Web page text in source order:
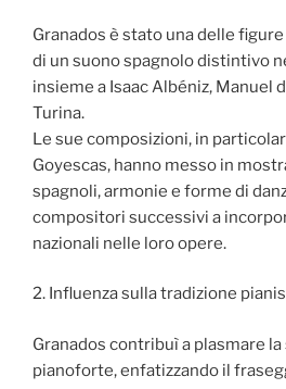
Granados è stato una delle
di un suono spagnolo distintivo
insieme a Isaac Albéniz, Manuel
Turina.
Le sue composizioni, in
Goyescas, hanno messo in
spagnoli, armonie e forme di
compositori successivi a
nazionali nelle loro opere.
2. Influenza sulla tradizione
Granados contribuì a plasmare
pianoforte, enfatizzando il